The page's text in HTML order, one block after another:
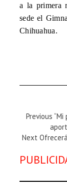
a la primera
sede el
Chihuahua.
Previous
Magazine
:
Previous
Next
:
Next